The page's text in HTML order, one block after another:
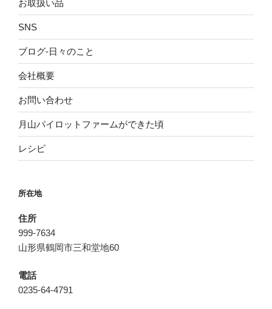
お取扱い品
SNS
ブログ-日々のこと
会社概要
お問い合わせ
月山パイロットファームができた頃
レシピ
所在地
住所
999-7634
山形県鶴岡市三和堂地60
電話
0235-64-4791